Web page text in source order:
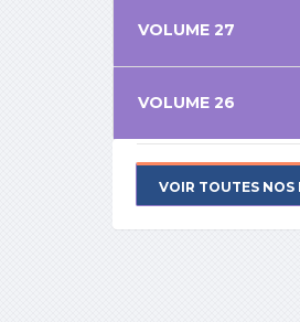
VOLUME 27
VOLUME 26
VOIR TOUTES NOS